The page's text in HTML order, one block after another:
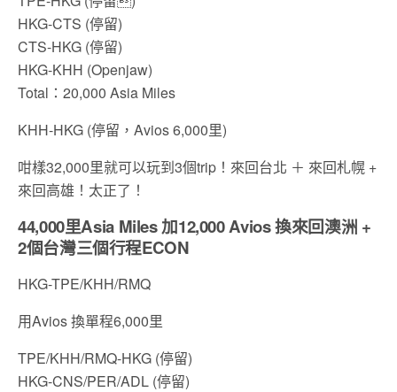
HKG-CTS (停留)
CTS-HKG (停留)
HKG-KHH (Openjaw)
Total：20,000 Asia Miles
KHH-HKG (停留，Avios 6,000里)
咁樣32,000里就可以玩到3個trip！來回台北 ＋ 來回札幌 +
來回高雄！太正了！
44,000里Asia Miles 加12,000 Avios 換來回澳洲 +
2個台灣三個行程ECON
HKG-TPE/KHH/RMQ
用Avios 換單程6,000里
TPE/KHH/RMQ-HKG (停留)
HKG-CNS/PER/ADL (停留)